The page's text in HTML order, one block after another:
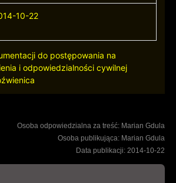
10-22
do postępowania na
i odpowiedzialności cywilnej
Osoba odpowiedzialna za treść: Marian Gdula
Osoba publikująca: Marian Gdula
Data publikacji: 2014-10-22